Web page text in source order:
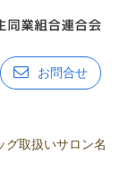
お問合せ
グ取扱いサロン名